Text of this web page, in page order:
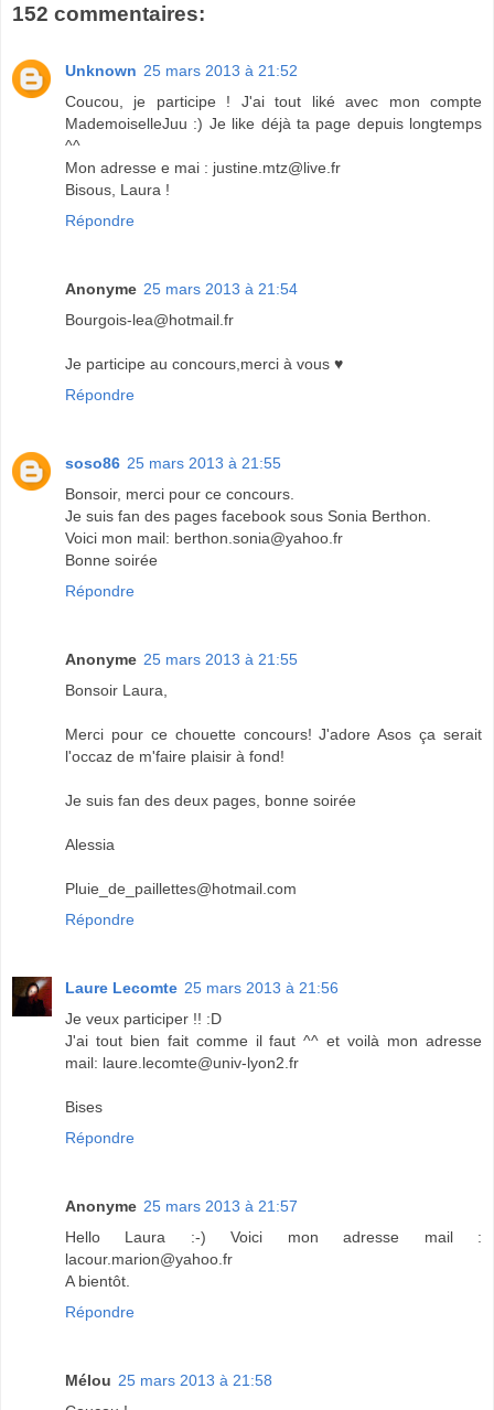
152 commentaires:
Unknown 25 mars 2013 à 21:52
Coucou, je participe ! J'ai tout liké avec mon compte
MademoiselleJuu :) Je like déjà ta page depuis longtemps
^^
Mon adresse e mai : justine.mtz@live.fr
Bisous, Laura !
Répondre
Anonyme 25 mars 2013 à 21:54
Bourgois-lea@hotmail.fr
Je participe au concours,merci à vous ♥
Répondre
soso86 25 mars 2013 à 21:55
Bonsoir, merci pour ce concours.
Je suis fan des pages facebook sous Sonia Berthon.
Voici mon mail: berthon.sonia@yahoo.fr
Bonne soirée
Répondre
Anonyme 25 mars 2013 à 21:55
Bonsoir Laura,
Merci pour ce chouette concours! J'adore Asos ça serait
l'occaz de m'faire plaisir à fond!
Je suis fan des deux pages, bonne soirée
Alessia
Pluie_de_paillettes@hotmail.com
Répondre
Laure Lecomte 25 mars 2013 à 21:56
Je veux participer !! :D
J'ai tout bien fait comme il faut ^^ et voilà mon adresse
mail: laure.lecomte@univ-lyon2.fr
Bises
Répondre
Anonyme 25 mars 2013 à 21:57
Hello Laura :-) Voici mon adresse mail :
lacour.marion@yahoo.fr
A bientôt.
Répondre
Mélou 25 mars 2013 à 21:58